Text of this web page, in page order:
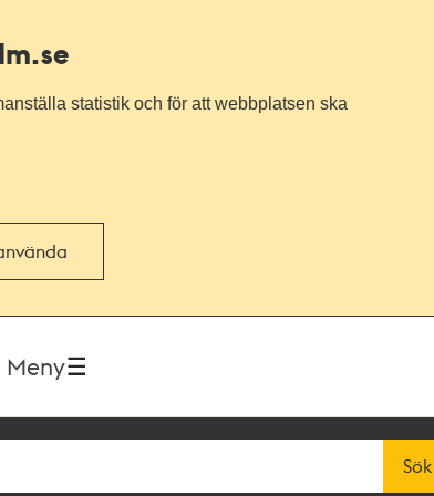
statistik och för att webbplatsen ska
Meny
Sök